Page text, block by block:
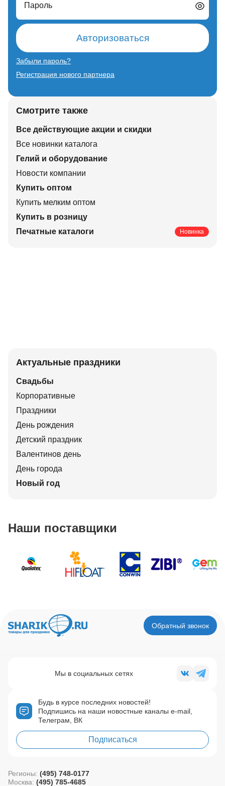
Пароль
Авторизоваться
Забыли пароль?
Регистрация нового партнера
Смотрите также
Все действующие акции и скидки
Все новинки каталога
Гелий и оборудование
Новости компании
Купить оптом
Купить мелким оптом
Купить в розницу
Печатные каталоги
Новинка
Актуальные праздники
Свадьбы
Корпоративные
Праздники
День рождения
Детский праздник
Валентинов день
День города
Новый год
Наши поставщики
Обратный звонок
Будь в курсе последних новостей!
Подпишись на наши новостные каналы e-mail,
Телеграм, ВК
Подписаться
Мы в социальных сетях
Регионы: (495) 748-0177
Москва: (495) 785-4685